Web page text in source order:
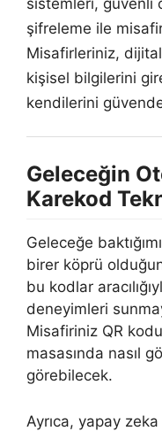
şifreleme ile
Misafirleriniz,
kişisel bilgilerini
kendilerini
Geleceğin
Karekod
Geleceğe
birer köprü
bu kodlar
deneyimleri
Misafiriniz QR
masasında nasıl
görebilecek.
Ayrıca, yapay